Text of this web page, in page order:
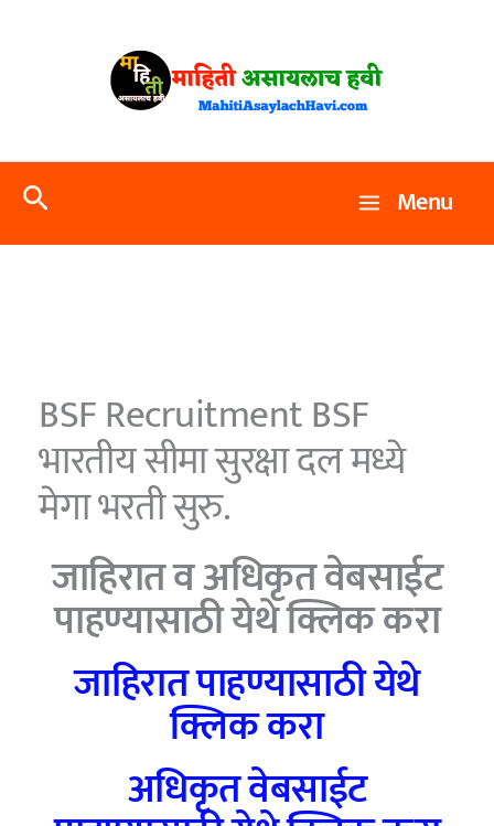
Search Menu
BSF Recruitment BSF
भारतीय सीमा सुरक्षा दल मध्ये
मेगा भरती सुरु.
जाहिरात व अधिकृत वेबसाईट
पाहण्यासाठी येथे क्लिक करा
जाहिरात पाहण्यासाठी येथे
क्लिक करा
अधिकृत वेबसाईट